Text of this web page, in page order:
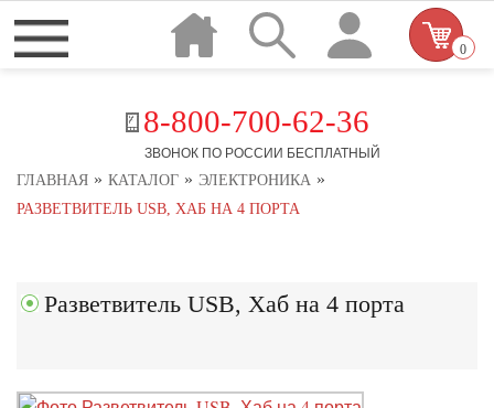
8-800-700-62-36
ЗВОНОК ПО РОССИИ БЕСПЛАТНЫЙ
0
ГЛАВНАЯ » КАТАЛОГ » ЭЛЕКТРОНИКА »
РАЗВЕТВИТЕЛЬ USB, ХАБ НА 4 ПОРТА
Разветвитель USB, Хаб на 4 порта